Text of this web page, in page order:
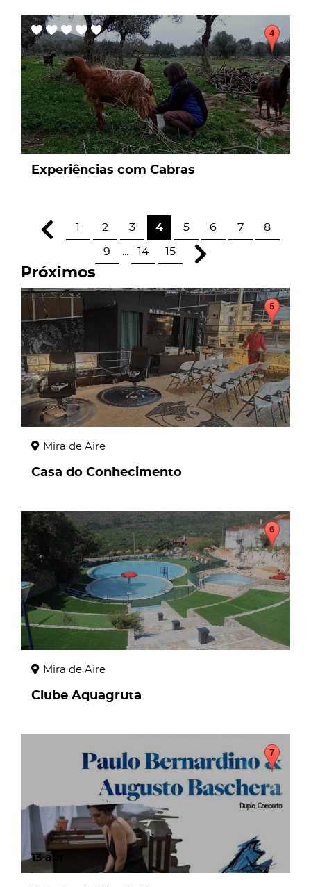
page
Experiências com Cabras
1 2 3 4 5 6 7 8
9 14 15
Próximos
page
Mira de Aire
Casa do Conhecimento
page
Mira de Aire
Clube Aquagruta
13 abr